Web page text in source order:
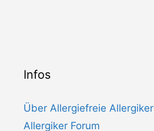
Infos
Über Allergiefreie Allergiker
Allergiker Forum